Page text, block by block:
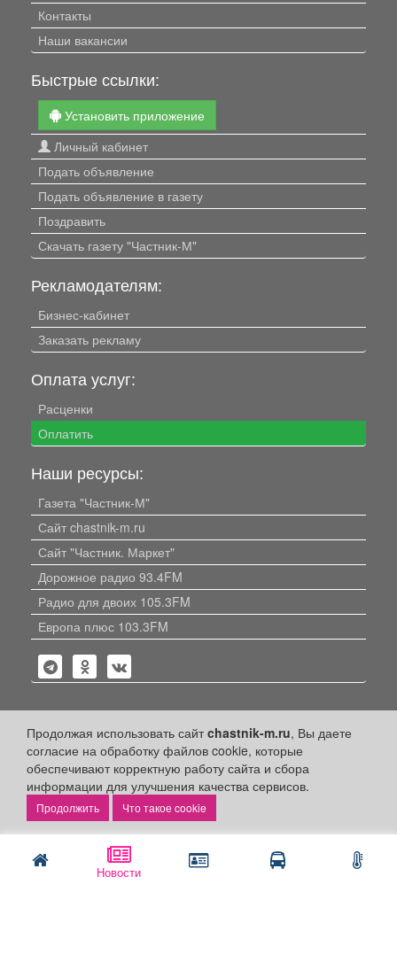
Новости
Продолжая использовать сайтchastnik-m.ru, Вы даете
согласие на обработку файлов cookie, которые
обеспечивают корректную работу сайта и сбора
информации для улучшения качества сервисов.
Что такое cookie
Контакты
Наши вакансии
Быстрые ссылки:
Установить приложение
Личный кабинет
Подать объявление
Подать объявление в газету
Поздравить
Скачать газету "Частник-М"
Рекламодателям:
Бизнес-кабинет
Заказать рекламу
Оплата услуг:
Расценки
Оплатить
Наши ресурсы:
Газета "Частник-М"
Сайт chastnik-m.ru
Сайт "Частник. Маркет"
Дорожное радио 93.4FM
Радио для двоих 105.3FM
Европа плюс 103.3FM
Политика конфиденциальности
Публикации с пометкой «Реклама», «На правах рекламы»,
«Партнёрский проект» оплачены рекламодателем.
Редакция сайта не несет ответственности за достоверность
информации, содержащейся в рекламных материалах и
объявлениях.
+16 © 2006-2026 ООО "Частник-М"